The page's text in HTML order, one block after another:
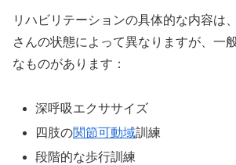
リハビリテーションの具体的な内容は
さんの状態によって異なりますが、一
なものがあります：
深呼吸エクササイズ
四肢の関節可動域訓練
段階的な歩行訓練